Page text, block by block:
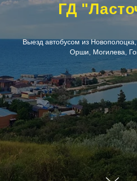
ГД
Выезд автобусом из
Орши, Могилева,